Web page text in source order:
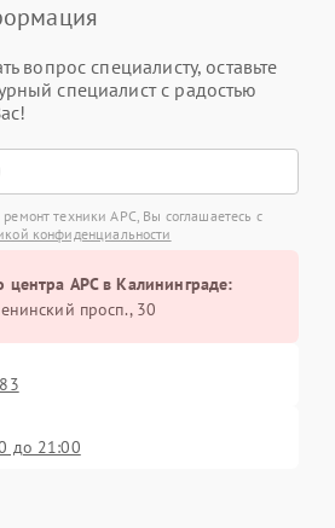
вопрос специалисту, оставьте
специалист с радостью
техники APC, Вы соглашаетесь с
конфиденциальности
центра APC в Калининграде:
просп., 30
до 21:00